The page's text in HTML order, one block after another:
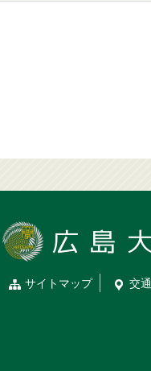
サイトマップ 交通